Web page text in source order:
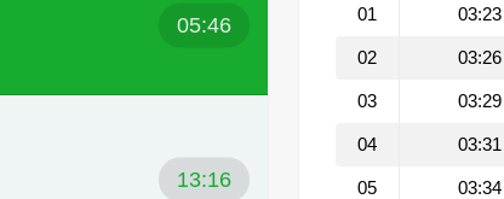
05:46
13:16
01 03:23
02 03:26
03 03:29
04 03:31
05 03:34